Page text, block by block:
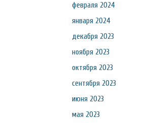
февраля 2024
января 2024
декабря 2023
ноября 2023
октября 2023
сентября 2023
июня 2023
мая 2023